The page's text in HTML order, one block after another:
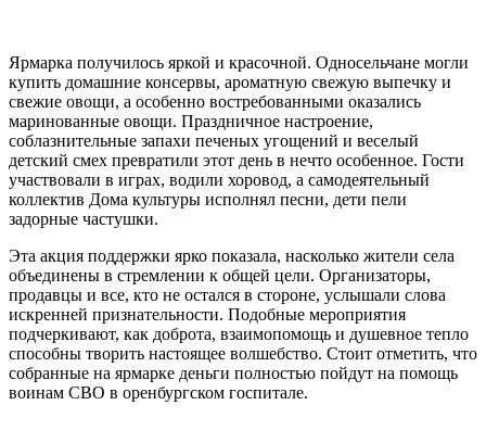
Ярмарка получилось яркой и красочной. Односельчане могли
купить домашние консервы, ароматную свежую выпечку и
свежие овощи, а особенно востребованными оказались
маринованные овощи. Праздничное настроение,
соблазнительные запахи печеных угощений и веселый
детский смех превратили этот день в нечто особенное. Гости
участвовали в играх, водили хоровод, а самодеятельный
коллектив Дома культуры исполнял песни, дети пели
задорные частушки.
Эта акция поддержки ярко показала, насколько жители села
объединены в стремлении к общей цели. Организаторы,
продавцы и все, кто не остался в стороне, услышали слова
искренней признательности. Подобные мероприятия
подчеркивают, как доброта, взаимопомощь и душевное тепло
способны творить настоящее волшебство. Стоит отметить, что
собранные на ярмарке деньги полностью пойдут на помощь
воинам СВО в оренбургском госпитале.